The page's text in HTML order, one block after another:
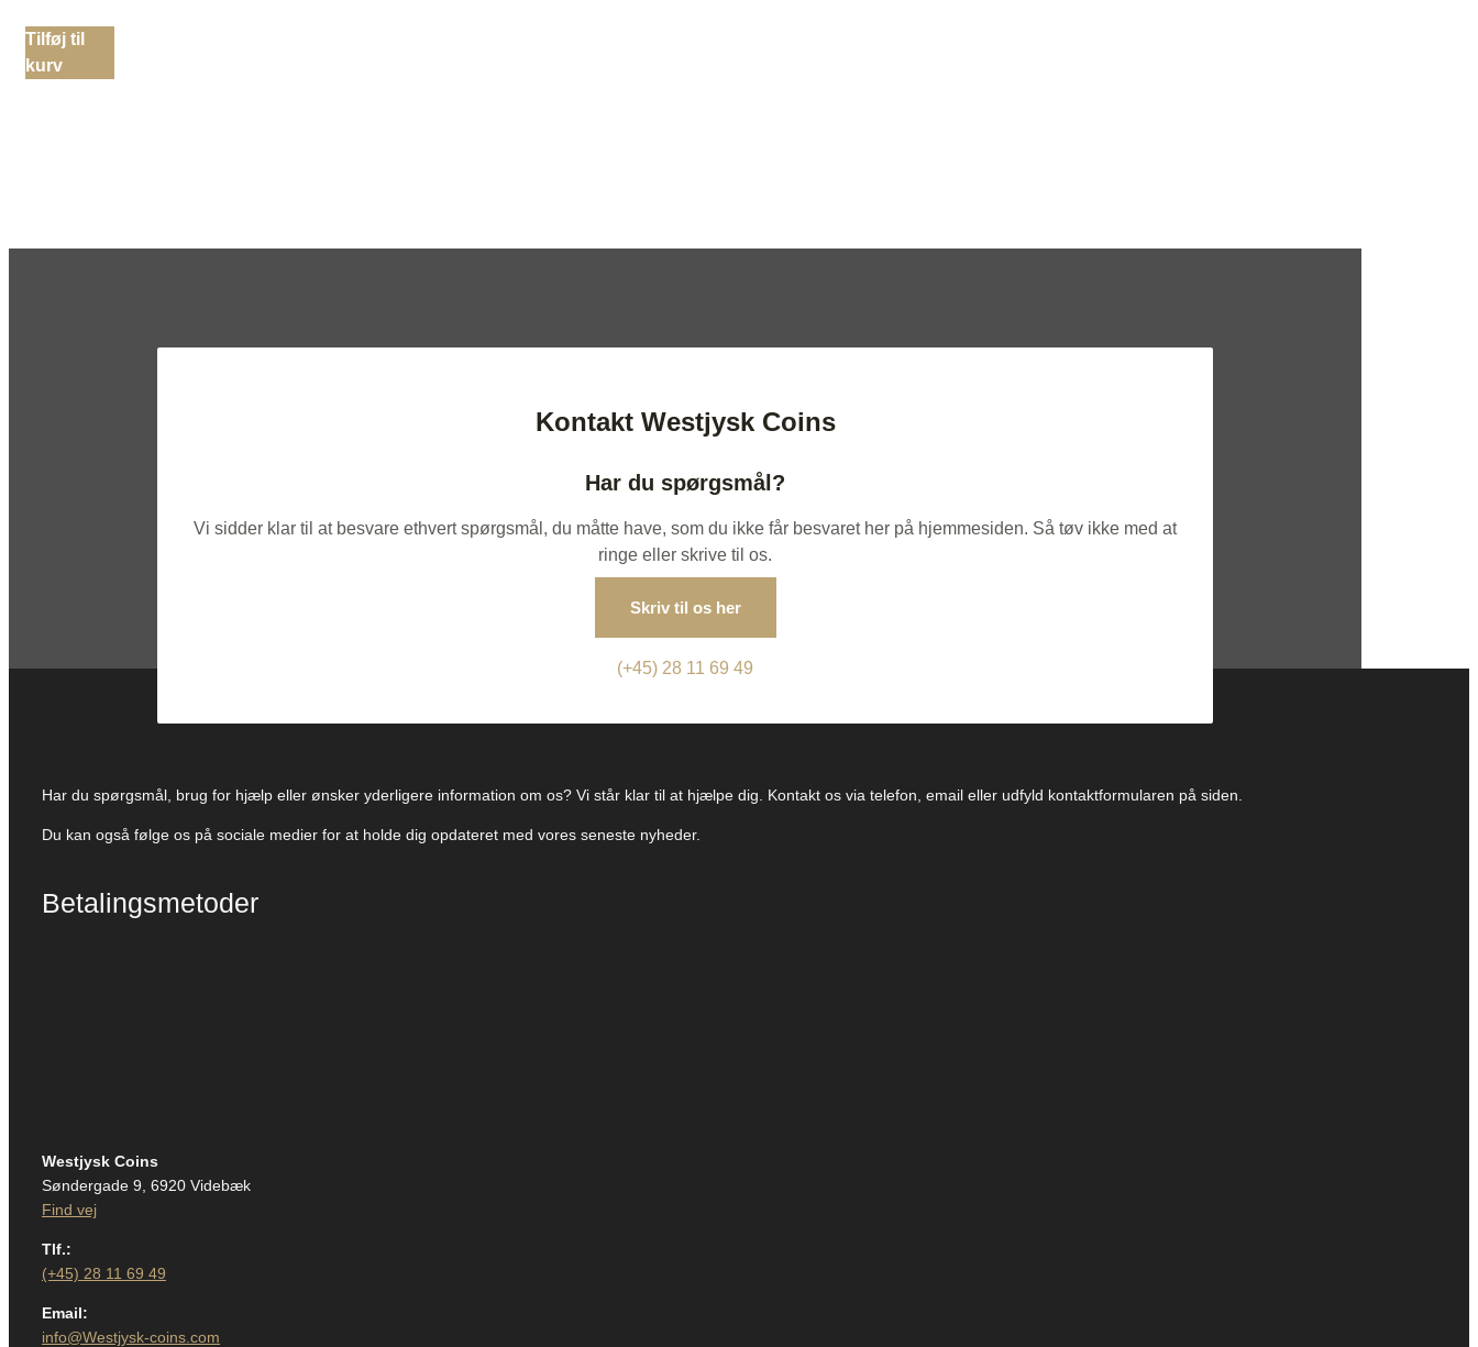
Tilføj til
kurv
Kontakt Westjysk Coins
Har du spørgsmål?
Vi sidder klar til at besvare ethvert spørgsmål, du måtte have, som du ikke får besvaret her på hjemmesiden. Så tøv ikke med at
ringe eller skrive til os.
Skriv til os her
(+45) 28 11 69 49
Har du spørgsmål, brug for hjælp eller ønsker yderligere information om os? Vi står klar til at hjælpe dig. Kontakt os via telefon, email eller udfyld kontaktformularen på siden.
Du kan også følge os på sociale medier for at holde dig opdateret med vores seneste nyheder.
Betalingsmetoder
Westjysk Coins
Søndergade 9, 6920 Videbæk
Find vej
Tlf.:
(+45) 28 11 69 49
Email:
info@Westjysk-coins.com